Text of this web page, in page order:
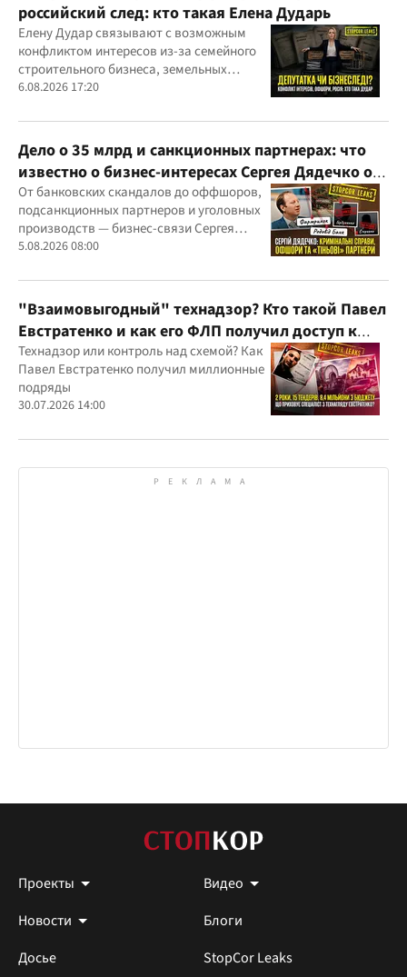
российский след: кто такая Елена Дударь
Елену Дудар связывают с возможным
конфликтом интересов из-за семейного
строительного бизнеса, земельных
скандалов, судебных дел
6.08.2026 17:20
Дело о 35 млрд и санкционных партнерах: что
известно о бизнес-интересах Сергея Дядечко от
"Родовид Банка" до "ФАРМАСЕЛ"
От банковских скандалов до оффшоров,
подсанкционных партнеров и уголовных
производств — бизнес-связи Сергея
Дядечко до сих пор простираются через
юрисдикций
5.08.2026 08:00
"Взаимовыгодный" технадзор? Кто такой Павел
Евстратенко и как его ФЛП получил доступ к
бюджетным миллионам?
Технадзор или контроль над схемой? Как
Павел Евстратенко получил миллионные
подряды
30.07.2026 14:00
Проекты
Видео
Новости
Блоги
Досье
StopCor Leaks